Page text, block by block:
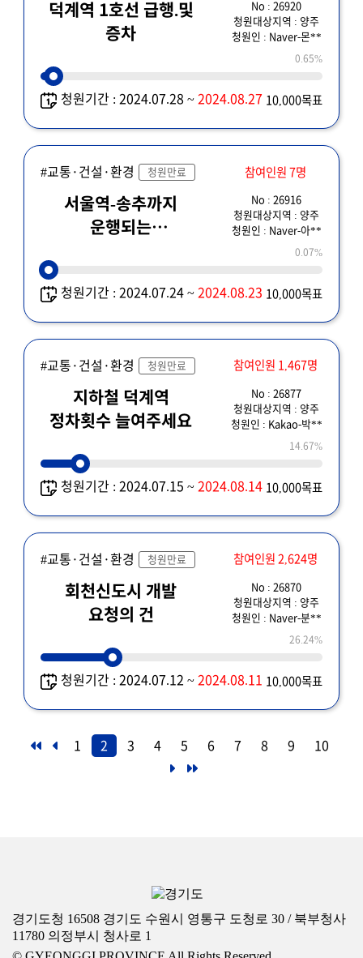
덕계역 1호선 급행.및
증차
No : 26920
청원대상지역 : 양주
청원인 : Naver-몬**
0.65%
청원기간 : 2024.07.28 ~2024.08.27 10,000목표
#교통·건설·환경 청원만료 참여인원 7명
서울역-송추까지
운행되는
No : 26916
청원대상지역 : 양주
청원인 : Naver-아**
0.07%
청원기간 : 2024.07.24 ~2024.08.23 10,000목표
#교통·건설·환경 청원만료 참여인원 1,467명
지하철 덕계역
정차횟수 늘여주세요
No : 26877
청원대상지역 : 양주
청원인 : Kakao-박**
14.67%
청원기간 : 2024.07.15 ~2024.08.14 10,000목표
#교통·건설·환경 청원만료 참여인원 2,624명
회천신도시 개발
요청의 건
No : 26870
청원대상지역 : 양주
청원인 : Naver-분**
26.24%
청원기간 : 2024.07.12 ~2024.08.11 10,000목표
1 2 3 4 5 6 7 8 9 10
경기도청 16508 경기도 수원시 영통구 도청로 30 / 북부청사
11780 의정부시 청사로 1